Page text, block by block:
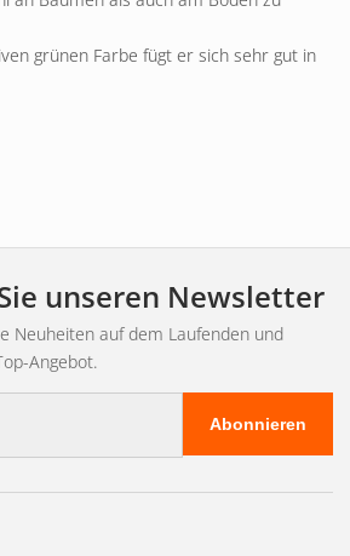
grünen Farbe fügt er sich sehr gut in
unseren Newsletter
Neuheiten auf dem Laufenden und
Angebot.
Abonnieren